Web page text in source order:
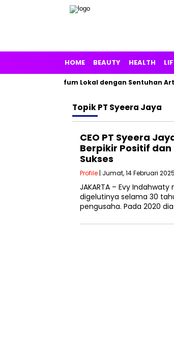
HOME BEAUTY HEALTH
Tawarkan Parfum Lokal dengan Sentuhan
TopikPT Syeera Jaya
CEO PT Syeera
Berpikir Positif dan
Sukses
Profile | Jumat, 14 Februari
JAKARTA – Evy
digelutinya selama 30
pengusaha. Pada 2020